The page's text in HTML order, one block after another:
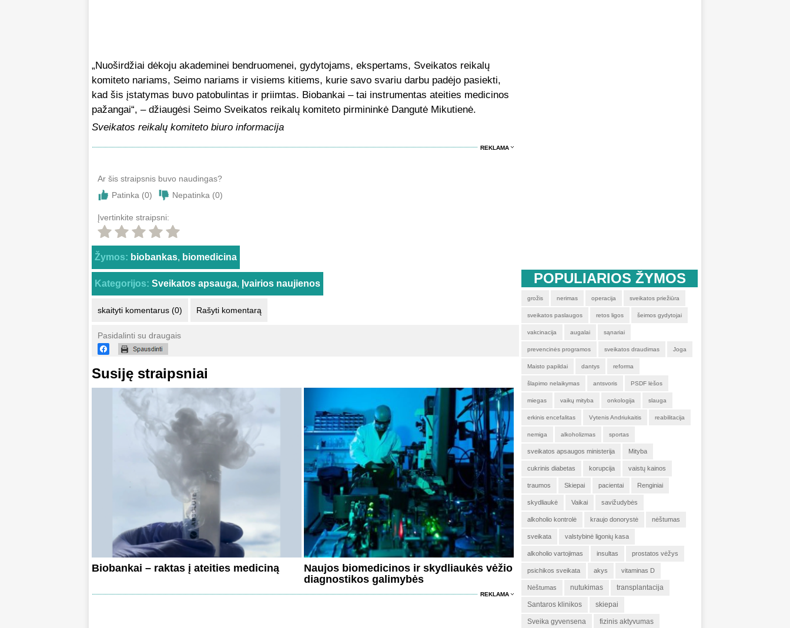
„Nuoširdžiai dėkoju akademinei bendruomenei, gydytojams, ekspertams, Sveikatos reikalų
komiteto nariams, Seimo nariams ir visiems kitiems, kurie savo svariu darbu padėjo pasiekti,
kad šis įstatymas buvo patobulintas ir priimtas. Biobankai – tai instrumentas ateities medicinos
pažangai“, – džiaugėsi Seimo Sveikatos reikalų komiteto pirmininkė Dangutė Mikutienė.
Sveikatos reikalų komiteto biuro informacija
REKLAMA
Ar šis straipsnis buvo naudingas?
Patinka (0) Nepatinka (0)
Įvertinkite straipsni:
Žymos: biobankas, biomedicina
Kategorijos: Sveikatos apsauga, Įvairios naujienos
skaityti komentarus (0) Rašyti komentarą
Pasidalinti su draugais
Susiję straipsniai
Biobankai – raktas į ateities mediciną
Naujos biomedicinos ir skydliaukės vėžio
diagnostikos galimybės
REKLAMA
POPULIARIOS ŽYMOS
grožis nerimas operacija sveikatos priežiūra
sveikatos paslaugos retos ligos šeimos gydytojai
vakcinacija augalai sąnariai
prevencinės programos sveikatos draudimas Joga
Maisto papildai dantys reforma
šlapimo nelaikymas antsvoris PSDF lėšos
miegas vaikų mityba onkologija slauga
erkinis encefalitas Vytenis Andriukaitis reabilitacija
nemiga alkoholizmas sportas
sveikatos apsaugos ministerija Mityba
cukrinis diabetas korupcija vaistų kainos
traumos Skiepai pacientai Renginiai
skydliaukė Vaikai savižudybės
alkoholio kontrolė kraujo donorystė nėštumas
sveikata valstybinė ligonių kasa
alkoholio vartojimas insultas prostatos vėžys
psichikos sveikata akys vitaminas D
Nėštumas nutukimas transplantacija
Santaros klinikos skiepai
Sveika gyvensena fizinis aktyvumas